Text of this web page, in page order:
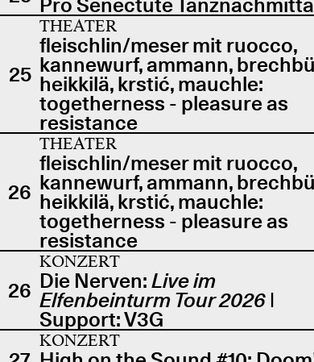
Pro Senectute
25
THEATER
fleischlin/meser mit ruocco,
kannewurf, ammann,
heikkilä, krstić, mauchle:
togetherness - pleasure as
resistance
26
THEATER
fleischlin/meser mit ruocco,
kannewurf, ammann,
heikkilä, krstić, mauchle:
togetherness - pleasure as
resistance
26
KONZERT
Die Nerven:Live im
Elfenbeinturm Tour 2026 |
Support: V3G
KONZERT